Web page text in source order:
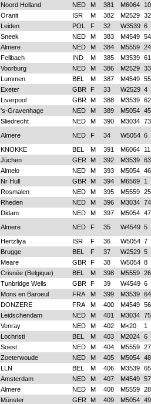
Noord Holland NED M 381 M6064
10
Oranit ISR M 382 M2529 32
Leiden POL F 32 W3539 6
Sneek NED M 383 M4549 54
Almere NED M 384 M5559 24
Fellbach IND M 385 M3539 61
Voorburg NED M 386 M2529 33
Lummen BEL M 387 M4549 55
Exeter GBR F 33 W2529 4
Liverpool GBR M 388 M3539 62
's-Gravenhage NED M 389 M5054 45
Sliedrecht NED M 390 M3034 73
Almere NED F 34 W5054 6
KNOKKE BEL M 391 M6064
11
Jüchen GER M 392 M3539 63
Almelo NED M 393 M5054 46
Nr Hull GBR M 394 M6569
1
Rosmalen NED M 395 M5559 25
Rheden NED M 396 M3034 74
Didam NED M 397 M5054 47
Almere NED F 35 W4549 5
Hertzliya ISR F 36 W5054 7
Brugge BEL F 37 W2529 5
Meare GBR F 38 W5054 8
Crisnée (Belgique) BEL M 398 M5559 26
Tunbridge Wells GBR F 39 W4549 6
Mons en Baroeul FRA M 399 M3539 64
DONZERE FRA M 400 M4549 56
Leidschendam NED M 401 M3034 75
Venray NED M 402 M<20
1
Lochristi BEL M 403 M2024 6
Soest NED M 404 M5559 27
Zoeterwoude NED M 405 M5054 48
LLN BEL M 406 M3539 65
Amsterdam NED M 407 M4549 57
Almere NED M 408 M5559 28
Münster GER M 409 M5054 49